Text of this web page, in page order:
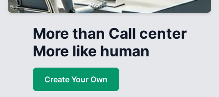
More than Call center
More like human
Create Your Own